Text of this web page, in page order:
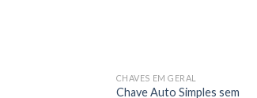
CHAVES EM GERAL
Chave Auto Simples sem